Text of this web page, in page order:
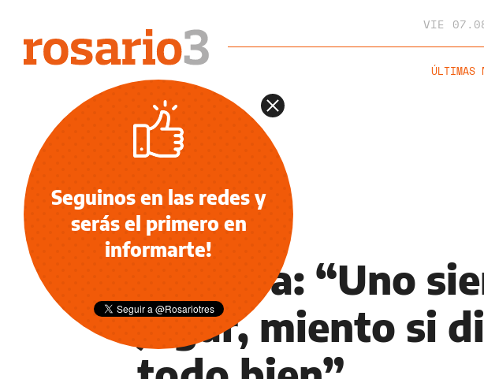
VIE
ÚLTIMAS
NOTICIAS
Da Silva: “Uno
jugar, miento si
Seguinos en las redes y
serás el primero en
informarte!